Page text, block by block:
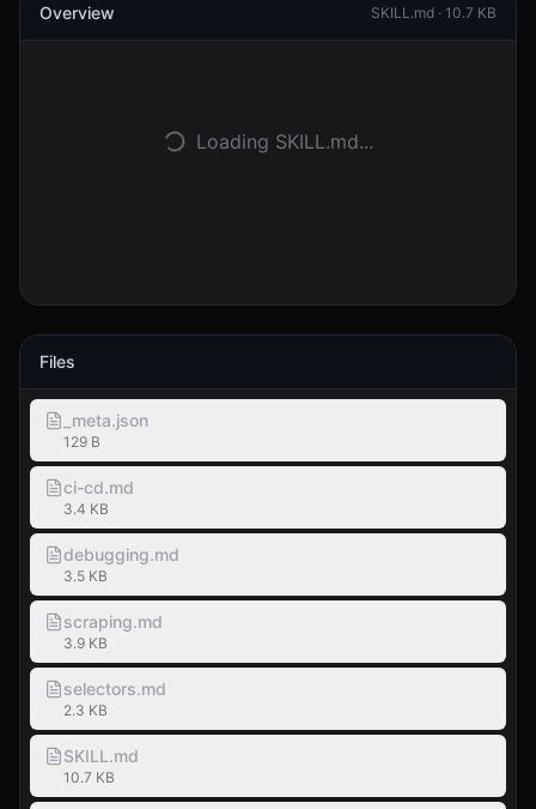
Anmelden
Overview SKILL.md · 10.7 KB
Loading SKILL.md...
Files
_meta.json
129 B
ci-cd.md
3.4 KB
debugging.md
3.5 KB
scraping.md
3.9 KB
selectors.md
2.3 KB
SKILL.md
10.7 KB